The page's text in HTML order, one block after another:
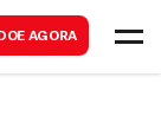
DOE AGORA